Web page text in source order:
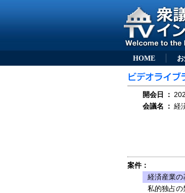
HOME
開会日 ：
会議名
： 経
案件：
経済産業の
私的独占の